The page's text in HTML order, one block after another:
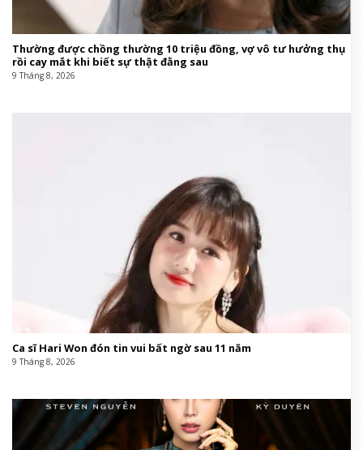
Thường được chồng thường 10 triệu đồng, vợ vô tư hưởng thụ
rồi cay mắt khi biết sự thật đằng sau
9 Tháng 8, 2026
Ca sĩ Hari Won đón tin vui bất ngờ sau 11 năm
9 Tháng 8, 2026